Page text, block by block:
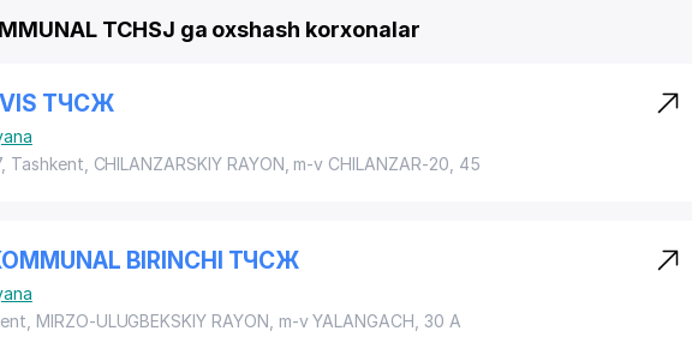
TCHSJ ga oxshash korxonalar
ТЧСЖ
Tashkent, CHILANZARSKIY RAYON , m-v CHILANZAR-20, 45
BIRINCHI ТЧСЖ
MIRZO-ULUGBEKSKIY RAYON , m-v YALANGACH, 30 A